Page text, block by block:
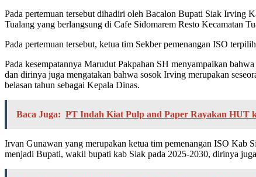
Pada pertemuan tersebut dihadiri oleh Bacalon Bupati Siak Irving
Tualang yang berlangsung di Cafe Sidomarem Resto Kecamatan
Pada pertemuan tersebut, ketua tim Sekber pemenangan ISO
Pada kesempatannya Marudut Pakpahan SH menyampaikan
dan dirinya juga mengatakan bahwa sosok Irving merupakan
belasan tahun sebagai Kepala Dinas.
Baca Juga: PT Indah Kiat Pulp and Paper Rayakan HUT
Irvan Gunawan yang merupakan ketua tim pemenangan ISO Kab
menjadi Bupati, wakil bupati kab Siak pada 2025-2030, dirinya